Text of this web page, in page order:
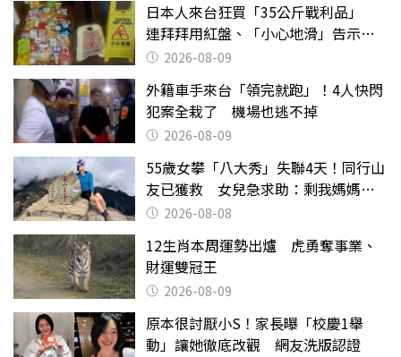
日本人來台狂買「35公斤戰利品」
連拜拜用紅盤、「小心地滑」告示牌
也帶回家
2026-08-09
外籍車手來台「領完就跑」！4人快閃
犯案全栽了 機場也逃不掉
2026-08-09
55歲女攀「八大秀」失聯4天！同行山
友已獲救 女兒急求助：剩我媽媽還
沒找到
2026-08-08
12生肖本周運勢出爐 虎勇奪事業、
財運雙冠王
2026-08-09
原本很討厭小S！家長曝「校慶1舉
動」讓她徹底改觀 網友洗版認證